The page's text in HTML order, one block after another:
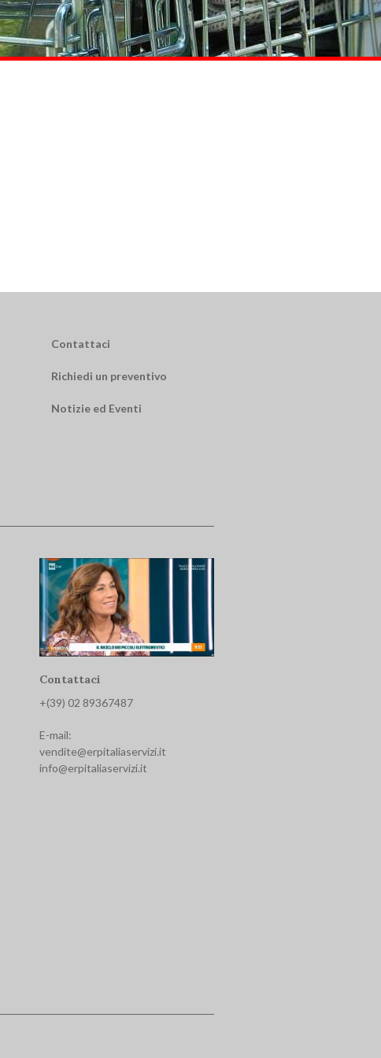
Contattaci
Richiedi un preventivo
Notizie ed Eventi
Contattaci
+(39) 02 89367487
E-mail:
vendite@erpitaliaservizi.it
info@erpitaliaservizi.it